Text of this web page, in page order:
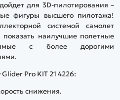
для 3D-пилотирования –
фигуры высшего пилотажа!
системой самолет
наилучшие полетные
с более дорогими
Pro KIT 21 4226:
снижения.